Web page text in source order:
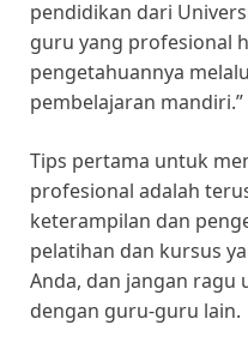
pendidikan dari
guru yang profesional
pengetahuannya
pembelajaran mandiri.”
Tips pertama untuk
profesional adalah
keterampilan dan
pelatihan dan kursus
Anda, dan jangan
dengan guru-guru lain.